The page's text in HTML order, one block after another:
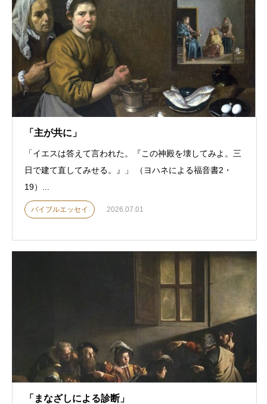
「主が共に」
「イエスは答えて言われた。『この神殿を壊してみよ。三
日で建て直してみせる。』」 （ヨハネによる福音書2・
19）...
バイブルエッセイ 2026.07.01
「まなざしによる診断」